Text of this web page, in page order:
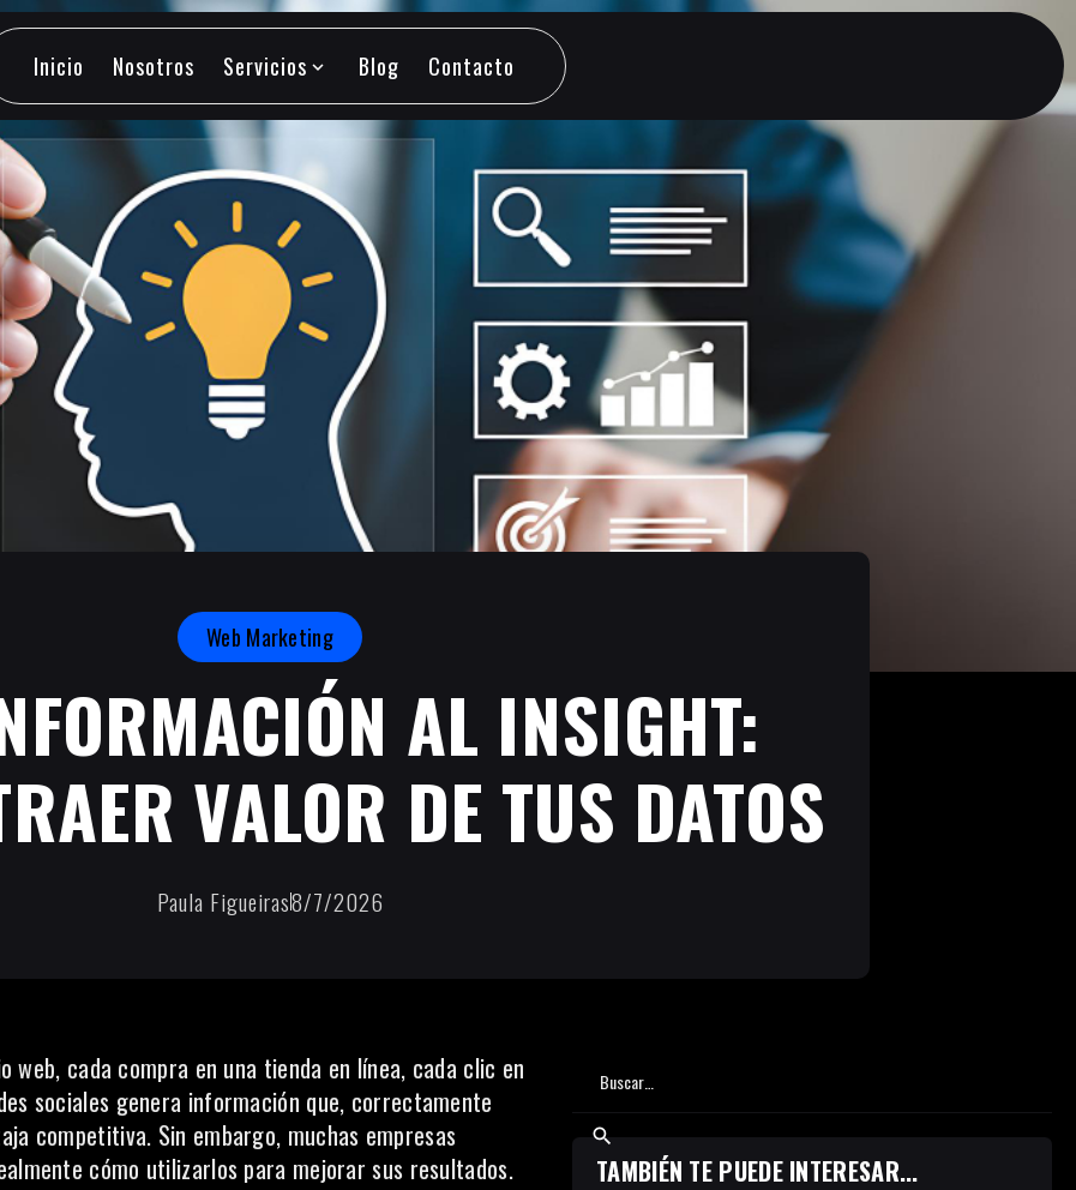
Inicio
Nosotros
Servicios expand_more
Blog
Contacto
Web Marketing
AL INSIGHT:
VALOR DE TUS DATOS
Paula Figueiras8/7/2026
cada compra en una tienda en línea, cada clic en
sociales genera información que, correctamente
competitiva. Sin embargo, muchas empresas
cómo utilizarlos para mejorar sus resultados.
TAMBIÉN TE PUEDE INTERESAR...